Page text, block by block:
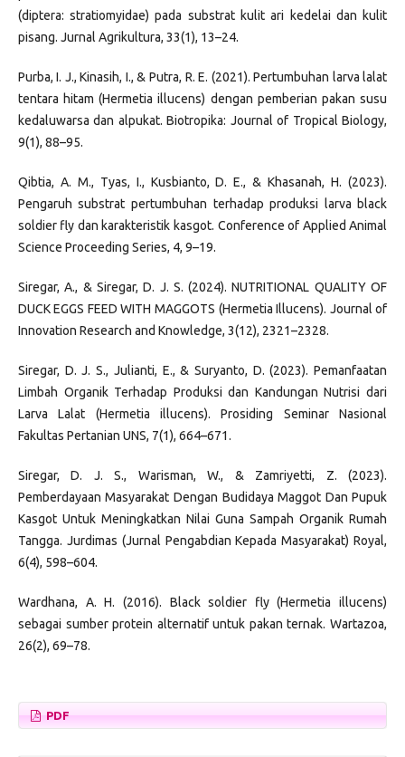
(diptera: stratiomyidae) pada substrat kulit ari kedelai dan kulit
pisang. Jurnal Agrikultura, 33(1), 13–24.
Purba, I. J., Kinasih, I., & Putra, R. E. (2021). Pertumbuhan larva lalat
tentara hitam (Hermetia illucens) dengan pemberian pakan susu
kedaluwarsa dan alpukat. Biotropika: Journal of Tropical Biology,
9(1), 88–95.
Qibtia, A. M., Tyas, I., Kusbianto, D. E., & Khasanah, H. (2023).
Pengaruh substrat pertumbuhan terhadap produksi larva black
soldier fly dan karakteristik kasgot. Conference of Applied Animal
Science Proceeding Series, 4, 9–19.
Siregar, A., & Siregar, D. J. S. (2024). NUTRITIONAL QUALITY OF
DUCK EGGS FEED WITH MAGGOTS (Hermetia Illucens). Journal of
Innovation Research and Knowledge, 3(12), 2321–2328.
Siregar, D. J. S., Julianti, E., & Suryanto, D. (2023). Pemanfaatan
Limbah Organik Terhadap Produksi dan Kandungan Nutrisi dari
Larva Lalat (Hermetia illucens). Prosiding Seminar Nasional
Fakultas Pertanian UNS, 7(1), 664–671.
Siregar, D. J. S., Warisman, W., & Zamriyetti, Z. (2023).
Pemberdayaan Masyarakat Dengan Budidaya Maggot Dan Pupuk
Kasgot Untuk Meningkatkan Nilai Guna Sampah Organik Rumah
Tangga. Jurdimas (Jurnal Pengabdian Kepada Masyarakat) Royal,
6(4), 598–604.
Wardhana, A. H. (2016). Black soldier fly (Hermetia illucens)
sebagai sumber protein alternatif untuk pakan ternak. Wartazoa,
26(2), 69–78.
PDF